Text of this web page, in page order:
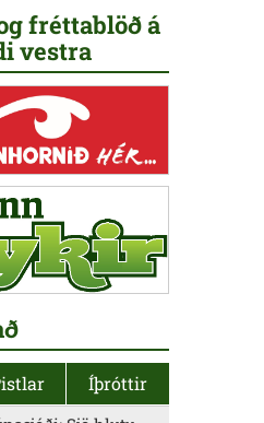
fréttablöð á
vestra
Íþróttir